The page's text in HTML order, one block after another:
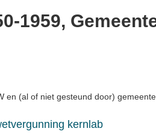
1959,
en (al of niet gesteund door)
kernlab